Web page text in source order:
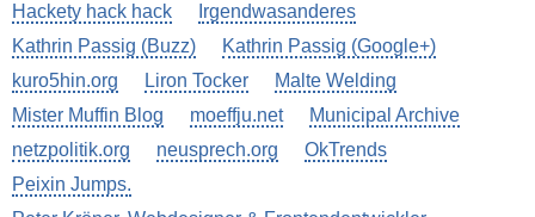
Hackety hack hack
Irgendwasanderes
Kathrin Passig (Buzz)
Kathrin Passig (Google+)
kuro5hin.org
Liron Tocker
Malte Welding
Mister Muffin Blog
moeffju.net
Municipal Archive
netzpolitik.org
neusprech.org
OkTrends
Peixin Jumps.